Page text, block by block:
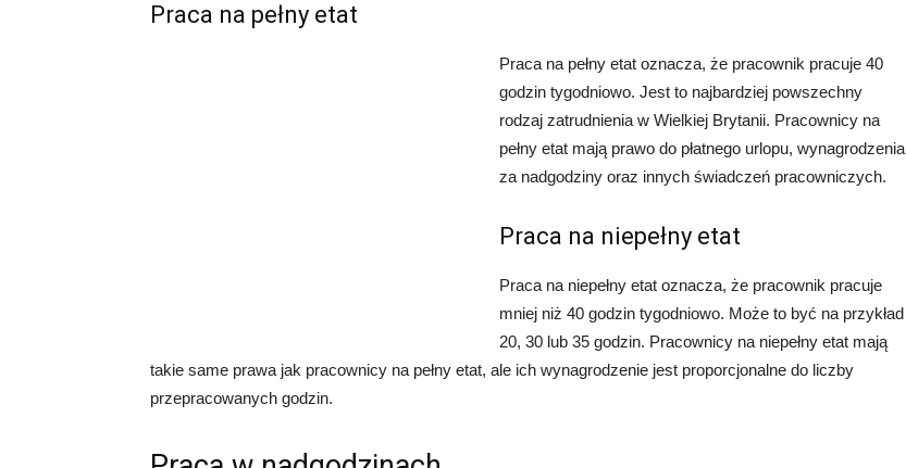
Praca na pełny etat
Praca na pełny etat oznacza, że pracownik pracuje 40
godzin tygodniowo. Jest to najbardziej powszechny
rodzaj zatrudnienia w Wielkiej Brytanii. Pracownicy na
pełny etat mają prawo do płatnego urlopu, wynagrodzenia
za nadgodziny oraz innych świadczeń pracowniczych.
Praca na niepełny etat
Praca na niepełny etat oznacza, że pracownik pracuje
mniej niż 40 godzin tygodniowo. Może to być na przykład
20, 30 lub 35 godzin. Pracownicy na niepełny etat mają
takie same prawa jak pracownicy na pełny etat, ale ich wynagrodzenie jest proporcjonalne do liczby
przepracowanych godzin.